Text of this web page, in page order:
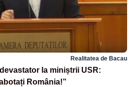
Realitatea de Bacau
la miniștrii USR:
România!”